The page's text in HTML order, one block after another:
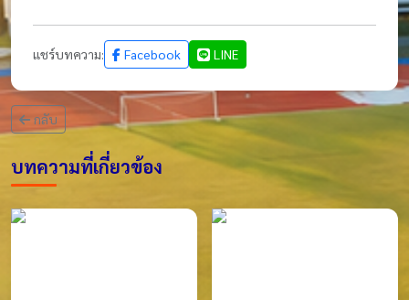
แชร์บทความ: Facebook LINE
กลับ
บทความที่เกี่ยวข้อง